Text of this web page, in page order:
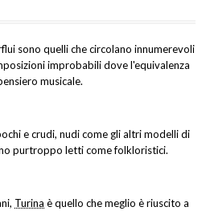
sono quelli che circolano innumerevoli
improbabili dove l'equivalenza
musicale.
e crudi, nudi come gli altri modelli di
purtroppo letti come folkloristici.
Turina è quello che meglio è riuscito a